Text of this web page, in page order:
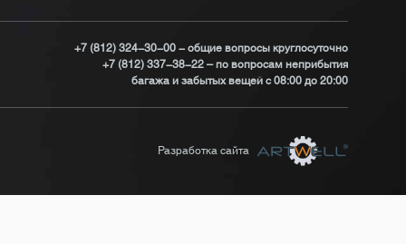
+7 (812) 324-30-00 - общие вопросы круглосуточно
+7 (812) 337-38-22 – по вопросам неприбытия
багажа и забытых вещей с 08:00 до 20:00
Разработка сайта